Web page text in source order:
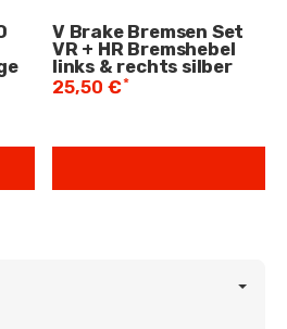
V Brake Bremsen Set
VR + HR Bremshebel
links & rechts silber
25,50 €*